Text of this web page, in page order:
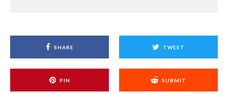
SHARE TWEET
PIN SUBMIT